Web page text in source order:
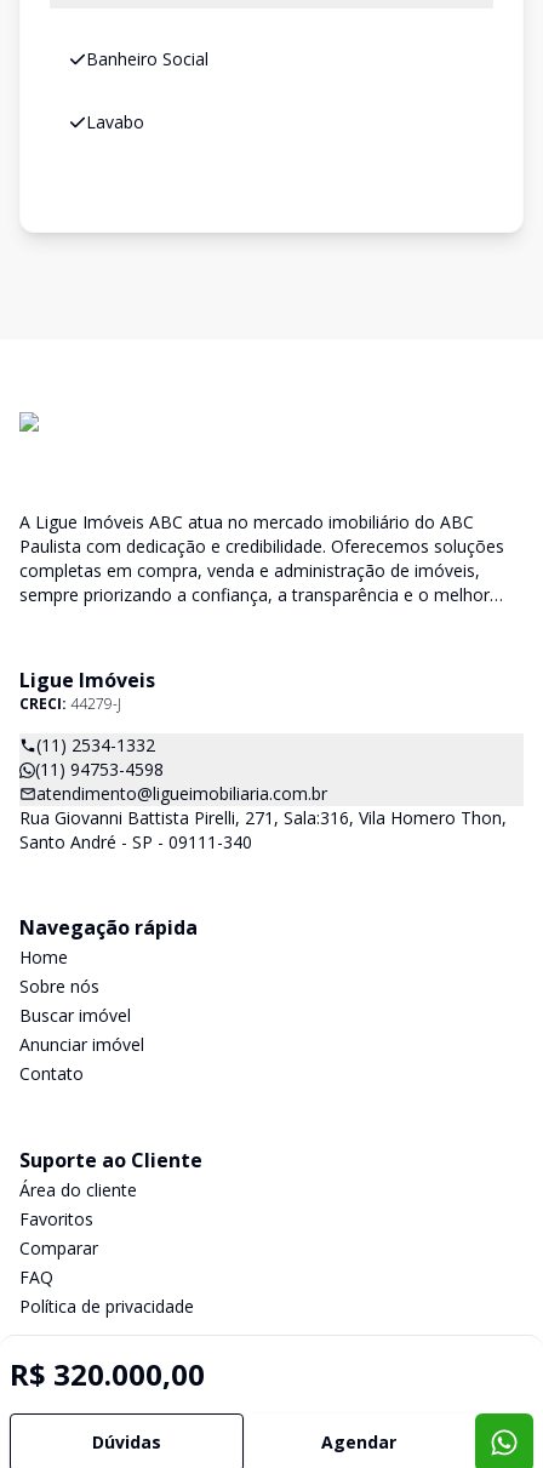
Banheiro Social
Lavabo
R$ 320.000,00
Dúvidas Agendar
A Ligue Imóveis ABC atua no mercado imobiliário do ABC
Paulista com dedicação e credibilidade. Oferecemos soluções
completas em compra, venda e administração de imóveis,
sempre priorizando a confiança, a transparência e o melhor
Ligue Imóveis
CRECI: 44279-J
(11) 2534-1332
(11) 94753-4598
atendimento@ligueimobiliaria.com.br
Rua Giovanni Battista Pirelli, 271, Sala:316, Vila Homero Thon,
Santo André - SP - 09111-340
Navegação rápida
Home
Sobre nós
Buscar imóvel
Anunciar imóvel
Contato
Suporte ao Cliente
Área do cliente
Favoritos
Comparar
FAQ
Política de privacidade
Selo de Tecnologia Loft